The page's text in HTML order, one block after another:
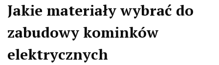
Jakie materiały wybrać do
zabudowy kominków
elektrycznych